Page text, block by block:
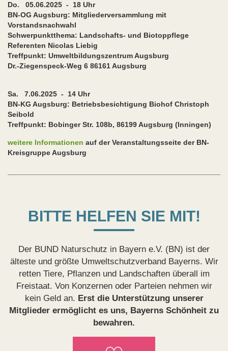
Do. 05.06.2025 - 18 Uhr
BN-OG Augsburg: Mitgliederversammlung mit
Vorstandsnachwahl
Schwerpunktthema: Landschafts- und Biotoppflege
Referenten Nicolas Liebig
Treffpunkt: Umweltbildungszentrum Augsburg
Dr.-Ziegenspeck-Weg 6 86161 Augsburg
Sa. 7.06.2025 - 14 Uhr
BN-KG Augsburg: Betriebsbesichtigung Biohof Christoph
Seibold
Treffpunkt: Bobinger Str. 108b, 86199 Augsburg (Inningen)
weitere Informationen auf der Veranstaltungsseite der BN-
Kreisgruppe Augsburg
BITTE HELFEN SIE MIT!
Der BUND Naturschutz in Bayern e.V. (BN) ist der
älteste und größte Umweltschutzverband Bayerns. Wir
retten Tiere, Pflanzen und Landschaften überall im
Freistaat. Von Konzernen oder Parteien nehmen wir
kein Geld an. Erst die Unterstützung unserer
Mitglieder ermöglicht es uns, Bayerns Schönheit zu
bewahren.